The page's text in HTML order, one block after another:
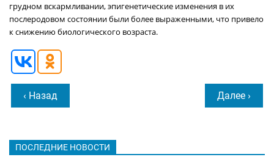
грудном вскармливании, эпигенетические изменения в их
послеродовом состоянии были более выраженными, что привело
к снижению биологического возраста.
‹ Назад Далее ›
ПОСЛЕДНИЕ НОВОСТИ